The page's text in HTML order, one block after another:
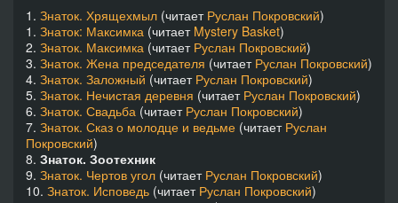
1. Знаток. Хрящехмыл (читает Руслан Покровский)
1. Знаток: Максимка (читает Mystery Basket)
2. Знаток. Максимка (читает Руслан Покровский)
3. Знаток. Жена председателя (читает Руслан Покровский)
4. Знаток. Заложный (читает Руслан Покровский)
5. Знаток. Нечистая деревня (читает Руслан Покровский)
6. Знаток. Свадьба (читает Руслан Покровский)
7. Знаток. Сказ о молодце и ведьме⁠⁠ (читает Руслан
Покровский)
8. Знаток. Зоотехник
9. Знаток. Чертов угол (читает Руслан Покровский)
10. Знаток. Исповедь (читает Руслан Покровский)